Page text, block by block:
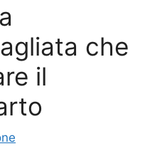
che
il